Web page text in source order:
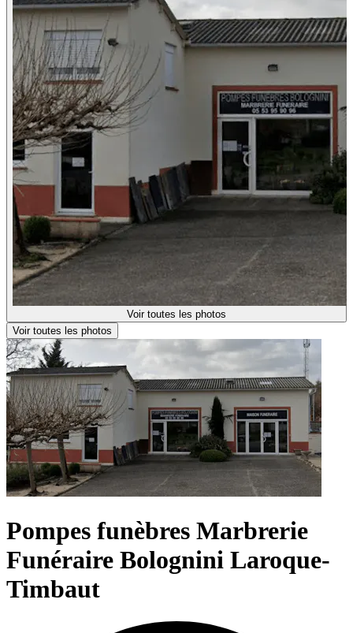
Voir toutes les photos
Voir toutes les photos
Pompes funèbres Marbrerie
Funéraire Bolognini Laroque-
Timbaut